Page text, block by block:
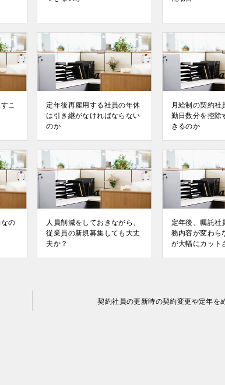
こ
定年後再雇⽤する社員の年休
は引き継がなければならない
のか
⽉給制の契約社
勤⽇数分を控除
きるのか
の
⼈員削減をしておきながら、
従業員の新規募集しても大丈
夫か？
定年後、嘱託社
務内容が変わら
が⼤幅にカット
契約社員の更新時の契約変更や定年を